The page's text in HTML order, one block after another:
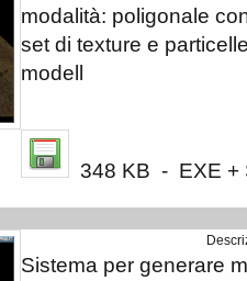
modalità: poligonale
set di texture e
modell
348 KB - EXE +
Sistema per generare